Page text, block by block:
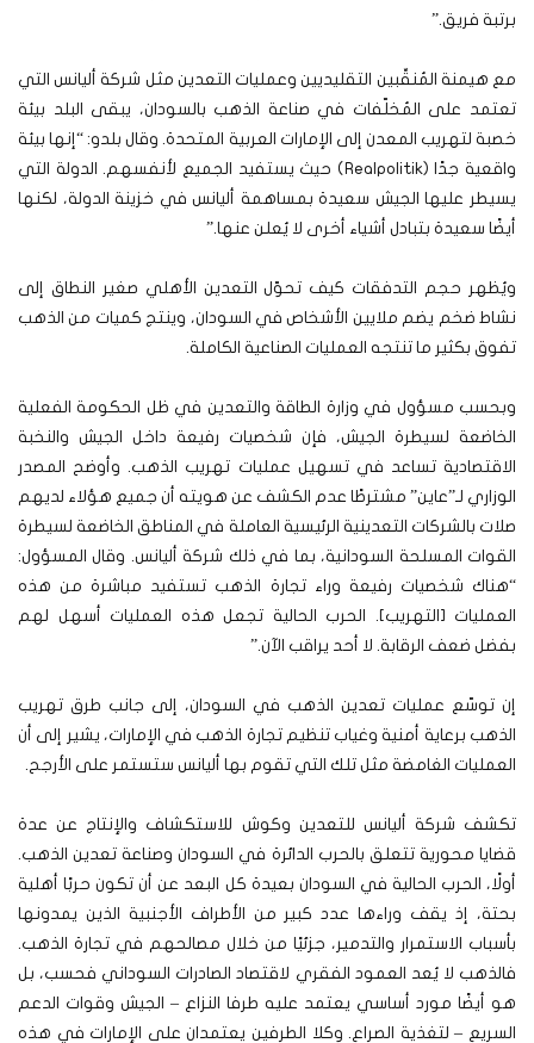
برتبة فريق.”
مع هيمنة المُنقِّبين التقليديين وعمليات التعدين مثل شركة أليانس التي
تعتمد على المُخلّفات في صناعة الذهب بالسودان، يبقى البلد بيئة
خصبة لتهريب المعدن إلى الإمارات العربية المتحدة. وقال بلدو: “إنها بيئة
واقعية جدًا (Realpolitik) حيث يستفيد الجميع لأنفسهم. الدولة التي
يسيطر عليها الجيش سعيدة بمساهمة أليانس في خزينة الدولة، لكنها
أيضًا سعيدة بتبادل أشياء أخرى لا يُعلن عنها.”
ويُظهر حجم التدفقات كيف تحوّل التعدين الأهلي صغير النطاق إلى
نشاط ضخم يضم ملايين الأشخاص في السودان، وينتج كميات من الذهب
تفوق بكثير ما تنتجه العمليات الصناعية الكاملة.
وبحسب مسؤول في وزارة الطاقة والتعدين في ظل الحكومة الفعلية
الخاضعة لسيطرة الجيش، فإن شخصيات رفيعة داخل الجيش والنخبة
الاقتصادية تساعد في تسهيل عمليات تهريب الذهب. وأوضح المصدر
الوزاري لـ”عاين” مشترطًا عدم الكشف عن هويته أن جميع هؤلاء لديهم
صلات بالشركات التعدينية الرئيسية العاملة في المناطق الخاضعة لسيطرة
القوات المسلحة السودانية، بما في ذلك شركة أليانس. وقال المسؤول:
“هناك شخصيات رفيعة وراء تجارة الذهب تستفيد مباشرة من هذه
العمليات [التهريب]. الحرب الحالية تجعل هذه العمليات أسهل لهم
بفضل ضعف الرقابة. لا أحد يراقب الآن.”
إن توسّع عمليات تعدين الذهب في السودان، إلى جانب طرق تهريب
الذهب برعاية أمنية وغياب تنظيم تجارة الذهب في الإمارات، يشير إلى أن
العمليات الغامضة مثل تلك التي تقوم بها أليانس ستستمر على الأرجح.
تكشف شركة أليانس للتعدين وكوش للاستكشاف والإنتاج عن عدة
قضايا محورية تتعلق بالحرب الدائرة في السودان وصناعة تعدين الذهب.
أولًا، الحرب الحالية في السودان بعيدة كل البعد عن أن تكون حربًا أهلية
بحتة، إذ يقف وراءها عدد كبير من الأطراف الأجنبية الذين يمدونها
بأسباب الاستمرار والتدمير، جزئيًا من خلال مصالحهم في تجارة الذهب.
فالذهب لا يُعد العمود الفقري لاقتصاد الصادرات السوداني فحسب، بل
هو أيضًا مورد أساسي يعتمد عليه طرفا النزاع – الجيش وقوات الدعم
السريع – لتغذية الصراع. وكلا الطرفين يعتمدان على الإمارات في هذه